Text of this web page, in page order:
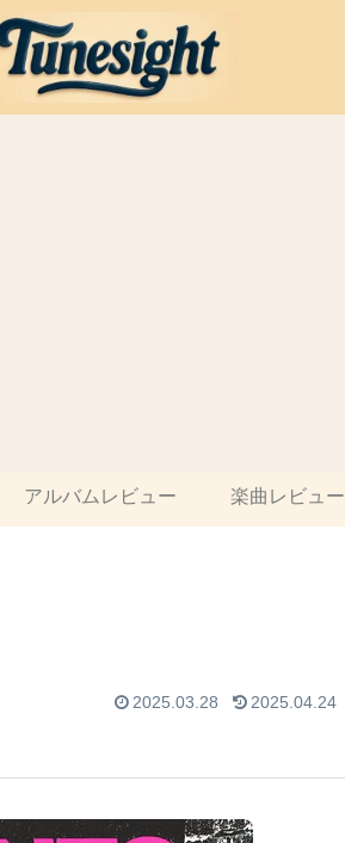
アルバムレビュー 楽曲レビュー
2025.03.28 2025.04.24